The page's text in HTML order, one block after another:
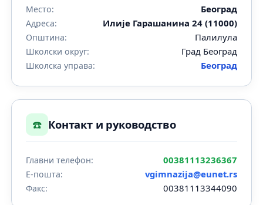
Место: Београд
Адреса: Илије Гарашанина 24 (11000)
Општина: Палилула
Школски округ: Град Београд
Школска управа: Београд
☎️ Контакт и руководство
Главни телефон: 00381113236367
Е-пошта: vgimnazija@eunet.rs
Факс: 00381113344090